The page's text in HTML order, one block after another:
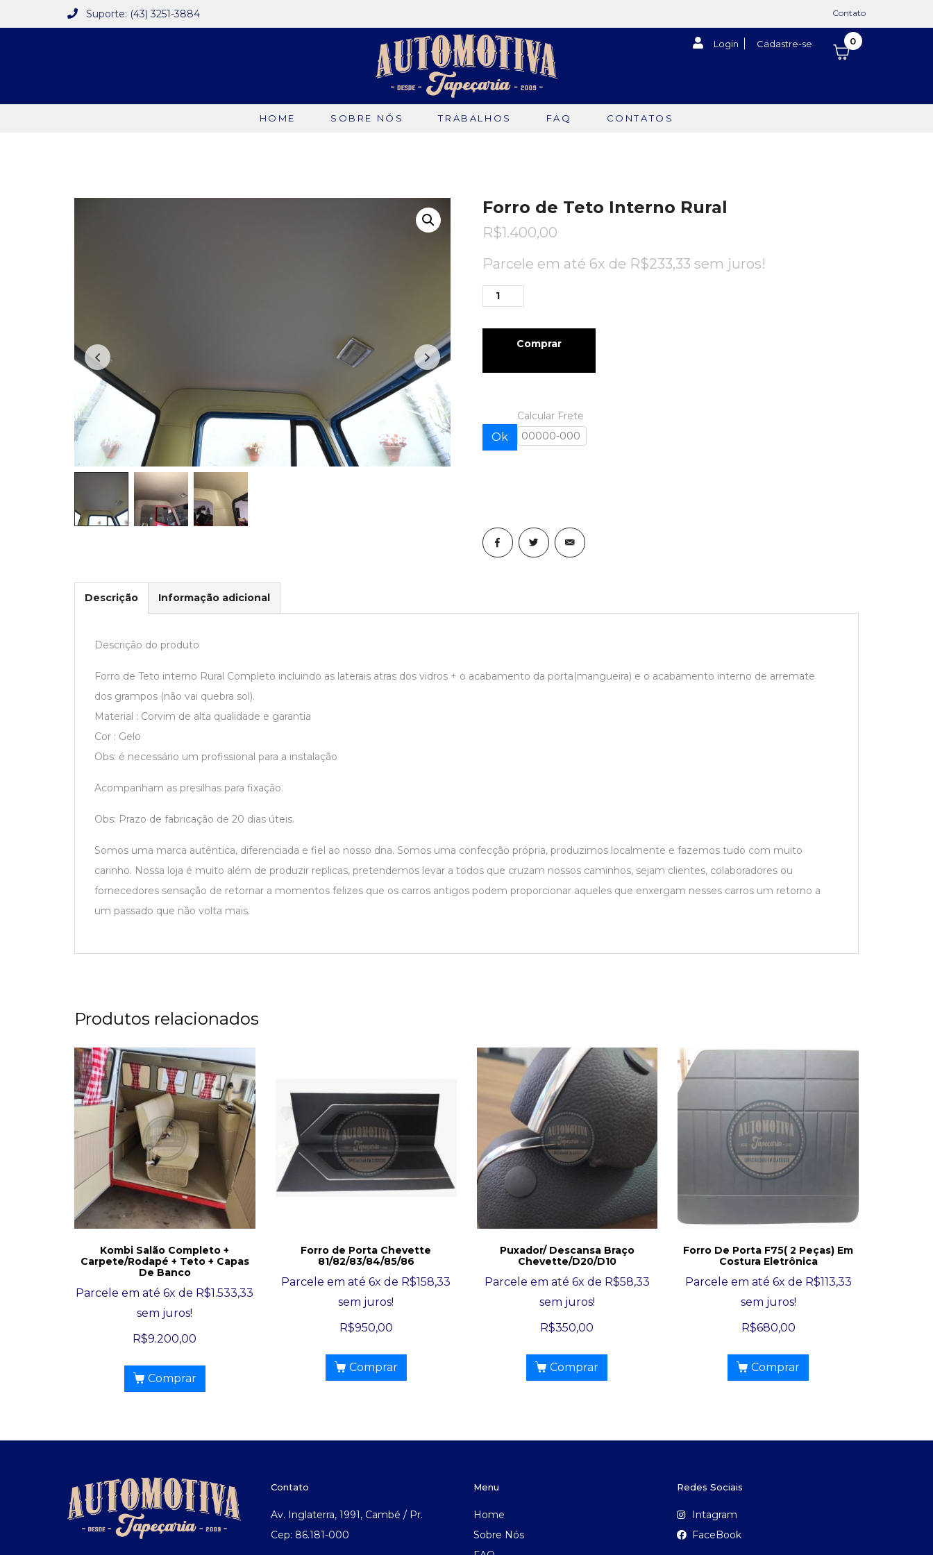
Suporte: (43) 3251-3884 Contato
Login Cadastre-se 0
HOME SOBRE NÓS TRABALHOS FAQ CONTATOS
Forro de Teto Interno Rural
R$1.400,00
Parcele em até 6x de R$233,33 sem juros!
Comprar
Calcular Frete
Ok
Descrição Informação adicional
Descrição do produto
Forro de Teto interno Rural Completo incluindo as laterais atras dos vidros + o acabamento da porta(mangueira) e o acabamento interno de arremate
dos grampos (não vai quebra sol).
Material : Corvim de alta qualidade e garantia
Cor : Gelo
Obs: é necessário um profissional para a instalação
Acompanham as presilhas para fixação.
Obs: Prazo de fabricação de 20 dias úteis.
Somos uma marca autêntica, diferenciada e fiel ao nosso dna. Somos uma confecção própria, produzimos localmente e fazemos tudo com muito
carinho. Nossa loja é muito além de produzir replicas, pretendemos levar a todos que cruzam nossos caminhos, sejam clientes, colaboradores ou
fornecedores sensação de retornar a momentos felizes que os carros antigos podem proporcionar aqueles que enxergam nesses carros um retorno a
um passado que não volta mais.
Produtos relacionados
Kombi Salão Completo +
Carpete/Rodapé + Teto + Capas
De Banco
Parcele em até 6x de R$1.533,33
sem juros!
R$9.200,00
Comprar
Forro de Porta Chevette
81/82/83/84/85/86
Parcele em até 6x de R$158,33
sem juros!
R$950,00
Comprar
Puxador/ Descansa Braço
Chevette/D20/D10
Parcele em até 6x de R$58,33
sem juros!
R$350,00
Comprar
Forro De Porta F75( 2 Peças) Em
Costura Eletrônica
Parcele em até 6x de R$113,33
sem juros!
R$680,00
Comprar
Contato
Av. Inglaterra, 1991, Cambé / Pr.
Cep: 86.181-000
Menu
Home
Sobre Nós
Redes Sociais
Intagram
FaceBook